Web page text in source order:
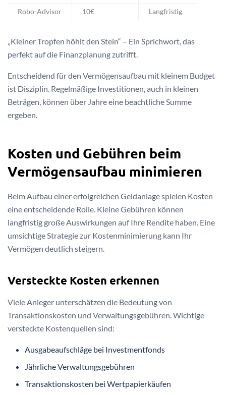
Robo-Advisor 10€ Langfristig
„Kleiner Tropfen höhlt den Stein“ – Ein Sprichwort, das
perfekt auf die Finanzplanung zutrifft.
Entscheidend für den Vermögensaufbau mit kleinem Budget
ist Disziplin. Regelmäßige Investitionen, auch in kleinen
Beträgen, können über Jahre eine beachtliche Summe
ergeben.
Kosten und Gebühren beim
Vermögensaufbau minimieren
Beim Aufbau einer erfolgreichen Geldanlage spielen Kosten
eine entscheidende Rolle. Kleine Gebühren können
langfristig große Auswirkungen auf Ihre Rendite haben. Eine
umsichtige Strategie zur Kostenminimierung kann Ihr
Vermögen deutlich steigern.
Versteckte Kosten erkennen
Viele Anleger unterschätzen die Bedeutung von
Transaktionskosten und Verwaltungsgebühren. Wichtige
versteckte Kostenquellen sind:
Ausgabeaufschläge bei Investmentfonds
Jährliche Verwaltungsgebühren
Transaktionskosten bei Wertpapierkäufen